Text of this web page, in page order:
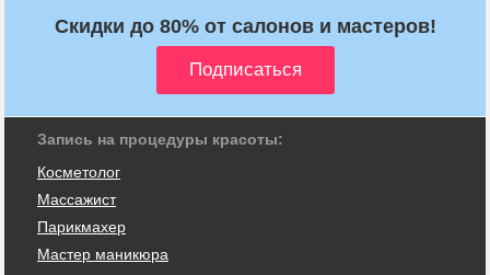
Скидки до 80% от салонов и мастеров!
Запись на процедуры красоты:
Косметолог
Массажист
Парикмахер
Мастер маникюра